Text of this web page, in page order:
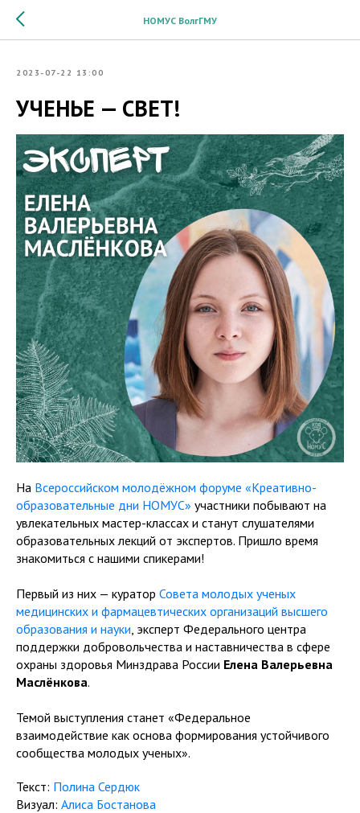
НОМУС ВолгГМУ
2023-07-22 13:00
УЧЕНЬЕ — СВЕТ!
На Всероссийском молодёжном форуме «Креативно-
образовательные дни НОМУС» участники побывают на
увлекательных мастер-классах и станут слушателями
образовательных лекций от экспертов. Пришло время
знакомиться с нашими спикерами!
Первый из них — куратор Совета молодых ученых
медицинских и фармацевтических организаций высшего
образования и науки , эксперт Федерального центра
поддержки добровольчества и наставничества в сфере
охраны здоровья Минздрава России Елена Валерьевна
Маслёнкова.
Темой выступления станет «Федеральное
взаимодействие как основа формирования устойчивого
сообщества молодых ученых».
Текст: Полина Сердюк
Визуал: Алиса Бостанова